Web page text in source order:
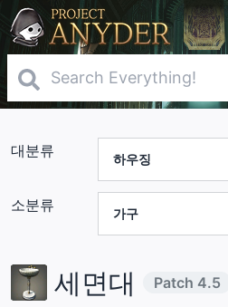
대분류
소분류
세면대 Patch 4.5